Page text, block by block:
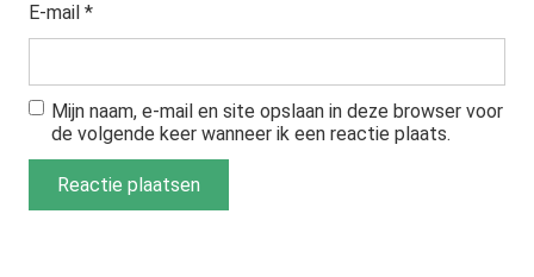
E-mail *
Mijn naam, e-mail en site opslaan in deze browser voor
de volgende keer wanneer ik een reactie plaats.